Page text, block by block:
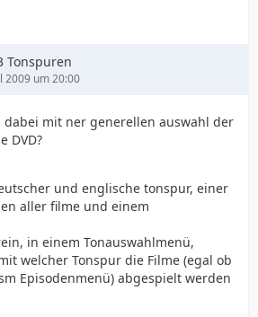
Tonspuren
2009 um 20:00
mit ner generellen auswahl der
DVD?
und englische tonspur, einer
aller filme und einem
in einem Tonauswahlmenü,
welcher Tonspur die Filme (egal ob
Episodenmenü) abgespielt werden